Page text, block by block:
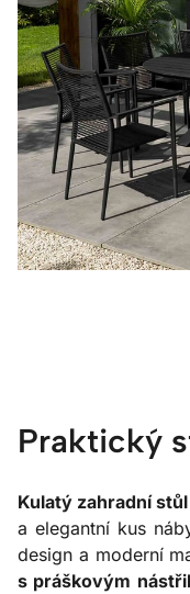
Praktický
Kulatý zahradní
a elegantní kus
design a moderní
s práškovým